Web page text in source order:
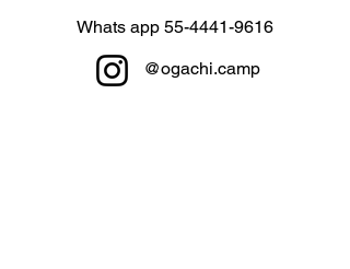
Whats app 55-4441-9616
@ogachi.camp